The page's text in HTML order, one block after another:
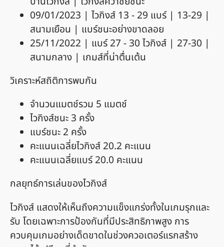
09/01/2023 | ไวกิงส์ 13 - 29 แบร์ | 13-29 |
สนามเยือน | แบร์ชนะอย่างขาดลอย
25/11/2022 | แบร์ 27 - 30 ไวกิงส์ | 27-30 |
สนามกลาง | เกมส์ที่น่าตื่นเต้น
วิเคราะห์สถิติการพบกัน
จำนวนแมตช์รวม 5 แมตช์
ไวกิงส์ชนะ 3 ครั้ง
แบร์ชนะ 2 ครั้ง
คะแนนเฉลี่ยไวกิงส์ 20.2 คะแนน
คะแนนเฉลี่ยแบร์ 20.0 คะแนน
กลยุทธ์การเล่นของไวกิงส์
ไวกิงส์ แสดงให้เห็นถึงความแข็งแกร่งทั้งในเกมรุกและ
รับ โดยเฉพาะการป้องกันที่มีประสิทธิภาพสูง การ
ควบคุมเกมอย่างเด็ดขาดในช่วงควอเตอร์แรกสร้าง